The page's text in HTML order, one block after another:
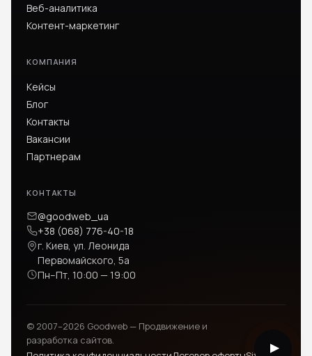
Веб-аналитика
Контент-маркетинг
КОМПАНИЯ
Кейсы
Блог
Контакты
Вакансии
Партнерам
КОНТАКТЫ
@goodweb_ua
+38 (068) 776-40-18
г. Киев, ул. Леонида
Первомайского, 5а
Пн–Пт, 10:00 — 19:00
© 2007–2026 Goodweb — Продвижение и
разработка сайтов.